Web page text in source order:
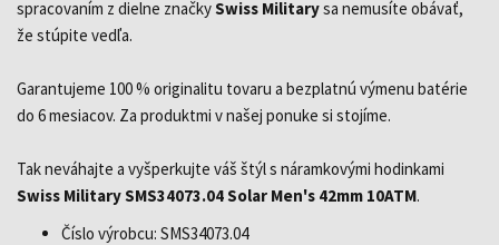
spracovaním z dielne značkySwiss Militarysa nemusíte obávať,
že stúpite vedľa.
Garantujeme 100 % originalitu tovaru a bezplatnú výmenu batérie
do 6 mesiacov. Za produktmi v našej ponuke si stojíme.
Tak neváhajte a vyšperkujte váš štýl s náramkovými hodinkami
Swiss Military SMS34073.04 Solar Men's 42mm 10ATM.
Číslo výrobcu: SMS34073.04